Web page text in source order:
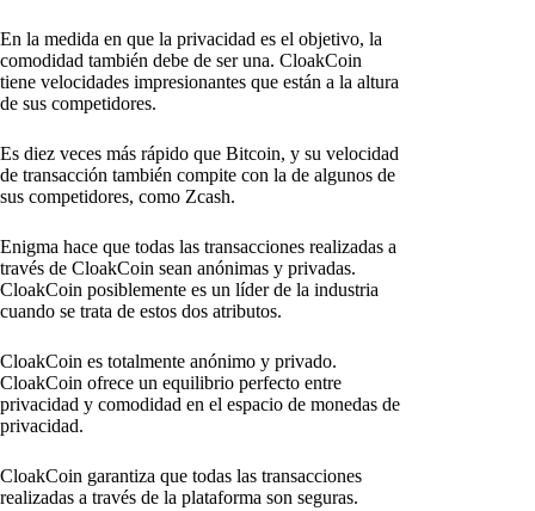
En la medida en que la privacidad es el objetivo, la
comodidad también debe de ser una. CloakCoin
tiene velocidades impresionantes que están a la altura
de sus competidores.
Es diez veces más rápido que Bitcoin, y su velocidad
de transacción también compite con la de algunos de
sus competidores, como Zcash.
Enigma hace que todas las transacciones realizadas a
través de CloakCoin sean anónimas y privadas.
CloakCoin posiblemente es un líder de la industria
cuando se trata de estos dos atributos.
CloakCoin es totalmente anónimo y privado.
CloakCoin ofrece un equilibrio perfecto entre
privacidad y comodidad en el espacio de monedas de
privacidad.
CloakCoin garantiza que todas las transacciones
realizadas a través de la plataforma son seguras.